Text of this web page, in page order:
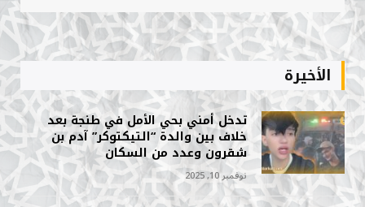
الأخيرة
تدخل أمني بحي الأمل في طنجة بعد
خلاف بين والدة “التيكتوكر” آدم بن
شقرون وعدد من السكان
نوفمبر 10, 2025